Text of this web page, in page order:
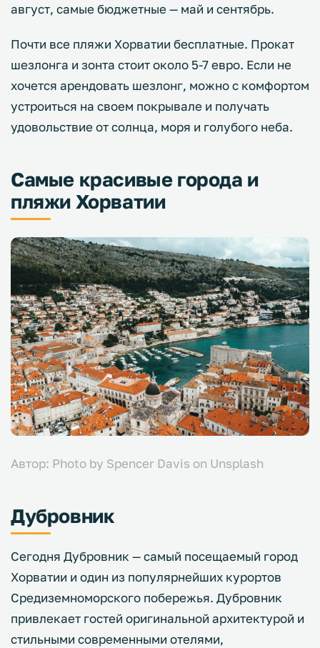
август, самые бюджетные — май и сентябрь.
Почти все пляжи Хорватии бесплатные. Прокат
шезлонга и зонта стоит около 5-7 евро. Если не
хочется арендовать шезлонг, можно с комфортом
устроиться на своем покрывале и получать
удовольствие от солнца, моря и голубого неба.
Самые красивые города и
пляжи Хорватии
Автор: Photo by Spencer Davis on Unsplash
Дубровник
Сегодня Дубровник — самый посещаемый город
Хорватии и один из популярнейших курортов
Средиземноморского побережья. Дубровник
привлекает гостей оригинальной архитектурой и
стильными современными отелями,